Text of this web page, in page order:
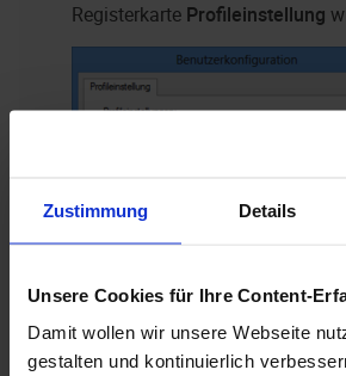
Zustimmung Details
Unsere Cookies für Ihre Content-
Damit wollen wir unsere Webseite
gestalten und kontinuierlich
Registerkarte Profileinstellung